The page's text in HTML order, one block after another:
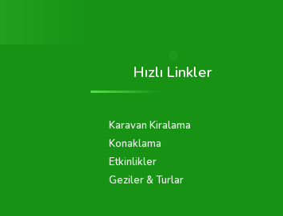
Hızlı Linkler
Karavan Kiralama
Konaklama
Etkinlikler
Geziler & Turlar